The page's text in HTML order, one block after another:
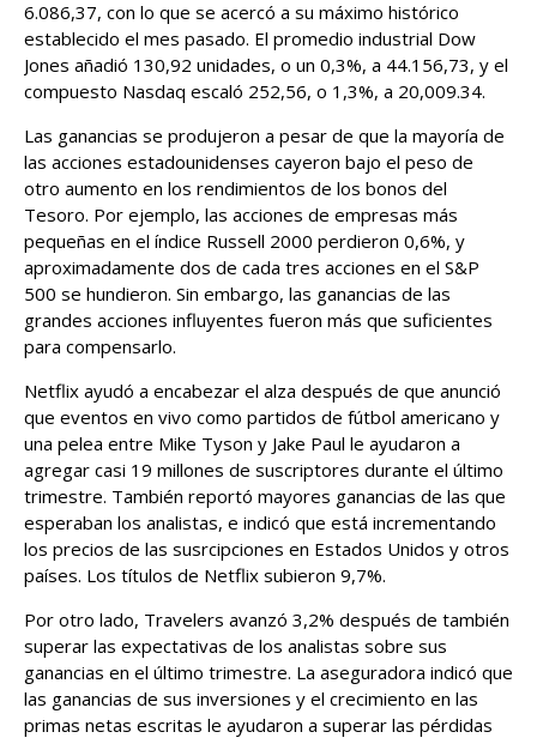
6.086,37, con lo que se acercó a su máximo histórico
establecido el mes pasado. El promedio industrial Dow
Jones añadió 130,92 unidades, o un 0,3%, a 44.156,73, y el
compuesto Nasdaq escaló 252,56, o 1,3%, a 20,009.34.
Las ganancias se produjeron a pesar de que la mayoría de
las acciones estadounidenses cayeron bajo el peso de
otro aumento en los rendimientos de los bonos del
Tesoro. Por ejemplo, las acciones de empresas más
pequeñas en el índice Russell 2000 perdieron 0,6%, y
aproximadamente dos de cada tres acciones en el S&P
500 se hundieron. Sin embargo, las ganancias de las
grandes acciones influyentes fueron más que suficientes
para compensarlo.
Netflix ayudó a encabezar el alza después de que anunció
que eventos en vivo como partidos de fútbol americano y
una pelea entre Mike Tyson y Jake Paul le ayudaron a
agregar casi 19 millones de suscriptores durante el último
trimestre. También reportó mayores ganancias de las que
esperaban los analistas, e indicó que está incrementando
los precios de las susrcipciones en Estados Unidos y otros
países. Los títulos de Netflix subieron 9,7%.
Por otro lado, Travelers avanzó 3,2% después de también
superar las expectativas de los analistas sobre sus
ganancias en el último trimestre. La aseguradora indicó que
las ganancias de sus inversiones y el crecimiento en las
primas netas escritas le ayudaron a superar las pérdidas